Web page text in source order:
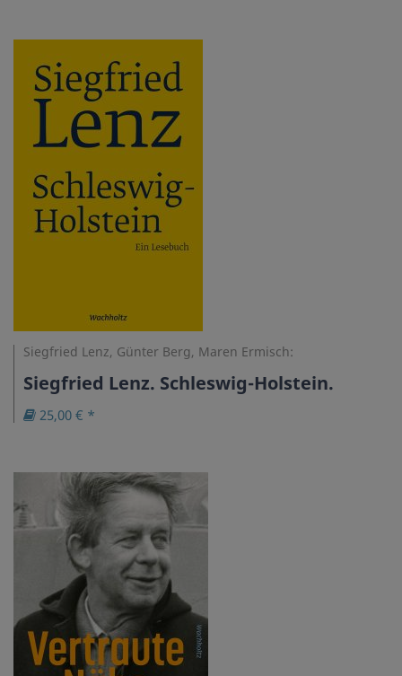
Siegfried Lenz, Günter Berg, Maren Ermisch:
Siegfried Lenz. Schleswig-Holstein.
25,00 € *